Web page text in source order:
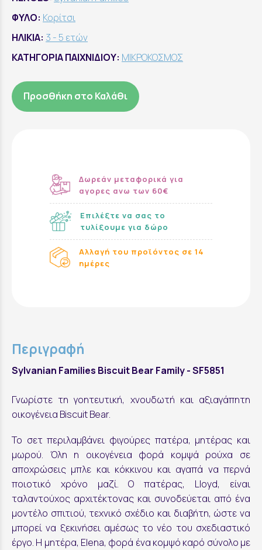
ΦΥΛΟ: Κορίτσι
ΗΛΙΚΙΑ: 3 - 5 ετών
ΚΑΤΗΓΟΡΙΑ ΠΑΙΧΝΙΔΙΟΥ: ΜΙΚΡΟΚΟΣΜΟΣ
Προσθήκη στο Καλάθι
Δωρεάν μεταφορικά για
αγορες ανω των 60€
Επιλέξτε να σας το
τυλίξουμε για δώρο
Αλλαγή του προϊόντος σε 14
ημέρες
Περιγραφή
Sylvanian Families Biscuit Bear Family - SF5851
Γνωρίστε τη γοητευτική, χνουδωτή και αξιαγάπητη
οικογένεια Biscuit Bear.
Το σετ περιλαμβάνει φιγούρες πατέρα, μητέρας και
μωρού. Όλη η οικογένεια φορά κομψά ρούχα σε
αποχρώσεις μπλε και κόκκινου και αγαπά να περνά
ποιοτικό χρόνο μαζί. Ο πατέρας, Lloyd, είναι
ταλαντούχος αρχιτέκτονας και συνοδεύεται από ένα
μοντέλο σπιτιού, τεχνικό σχέδιο και διαβήτη, ώστε να
μπορεί να ξεκινήσει αμέσως το νέο του σχεδιαστικό
έργο. Η μητέρα, Elena, φορά ένα κομψό καρό σύνολο με